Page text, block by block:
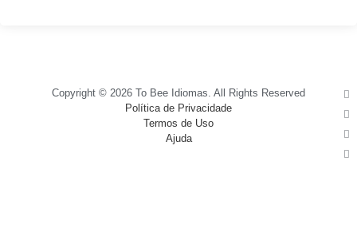
Copyright © 2026 To Bee Idiomas. All Rights Reserved
Política de Privacidade
Termos de Uso
Ajuda